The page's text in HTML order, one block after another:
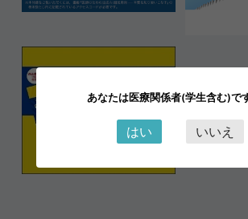
あなたは医療関係者(学生含む)で
はい いいえ